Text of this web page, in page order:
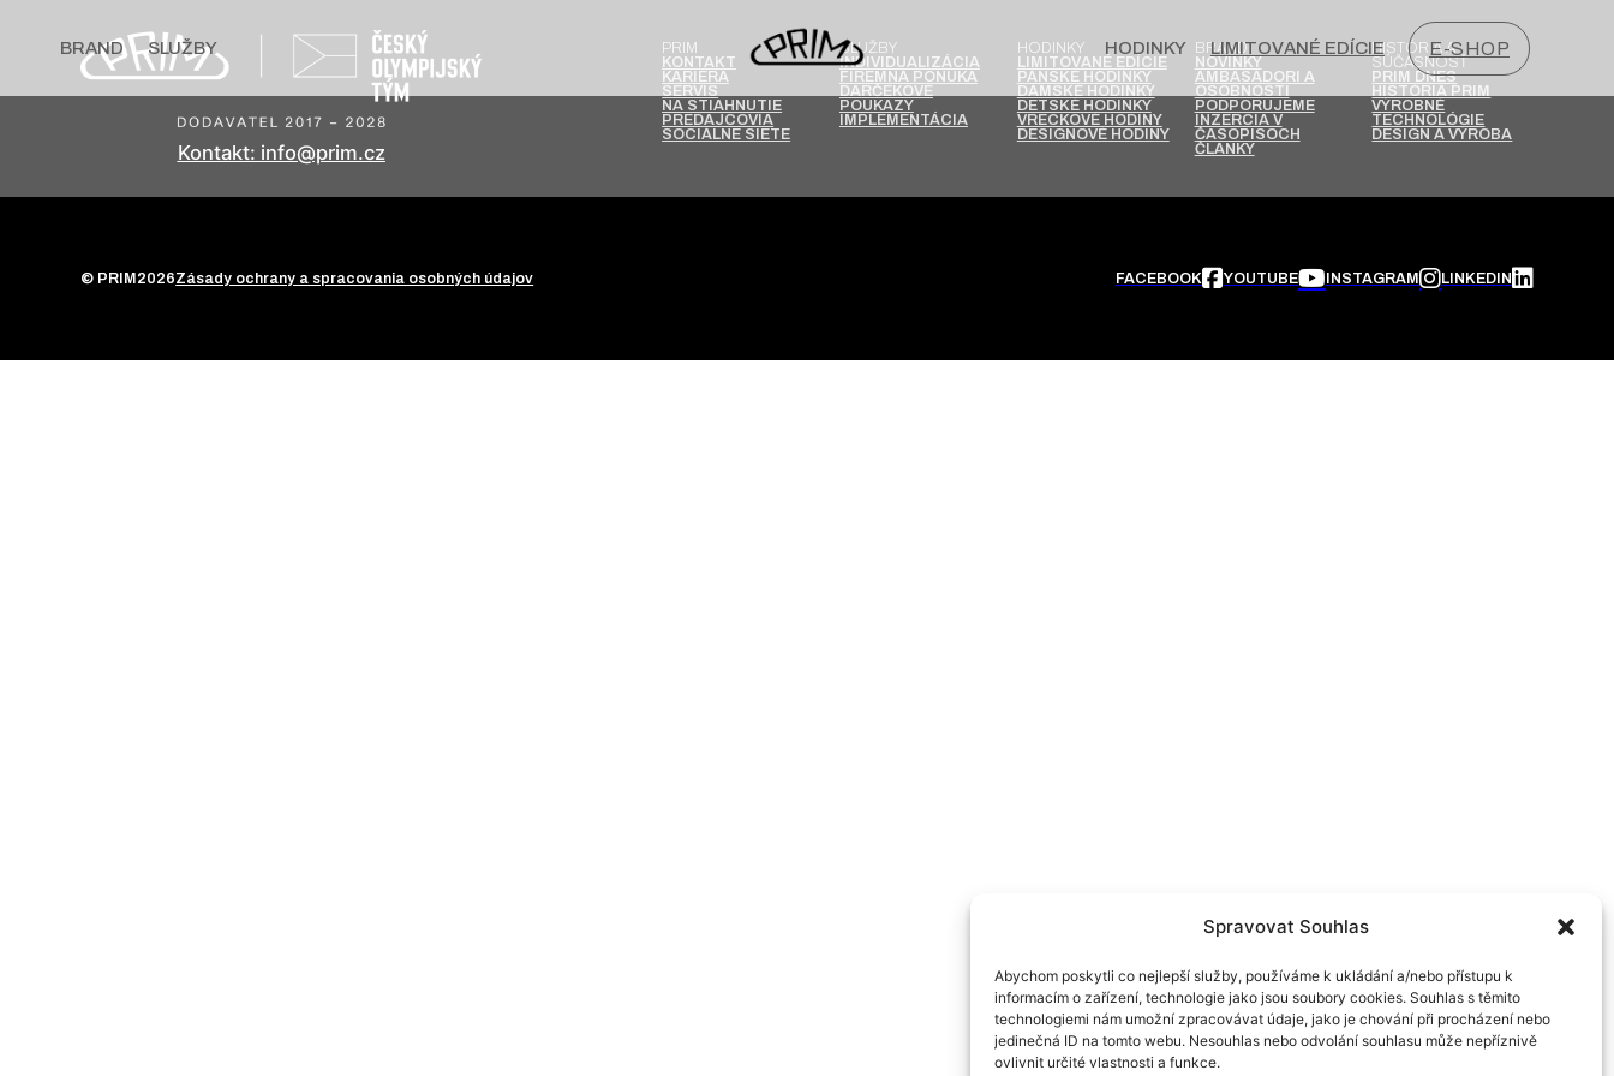
Spravovat Souhlas
Abychom poskytli co nejlepší služby, používáme k ukládání a/nebo přístupu k
informacím o zařízení, technologie jako jsou soubory cookies. Souhlas s těmito
technologiemi nám umožní zpracovávat údaje, jako je chování při procházení nebo
jedinečná ID na tomto webu. Nesouhlas nebo odvolání souhlasu může nepříznivě
ovlivnit určité vlastnosti a funkce.
BRAND SLUŽBY HODINKY LIMITOVANÉ EDÍCIE E-SHOP
PRIM
KONTAKT
KARIÉRA
SERVIS
NA STIAHNUTIE
PREDAJCOVIA
SOCIÁLNE SIETE
SLUŽBY
INDIVIDUALIZÁCIA
FIREMNÁ PONUKA
DARČEKOVÉ
POUKAZY
IMPLEMENTÁCIA
HODINKY
LIMITOVANÉ EDÍCIE
PÁNSKE HODINKY
DÁMSKÉ HODINKY
DETSKÉ HODINKY
VRECKOVÉ HODINY
DESIGNOVÉ HODINY
BRAND
NOVINKY
AMBASÁDORI A
OSOBNOSTI
PODPORUJEME
INZERCIA V
ČASOPISOCH
ČLÁNKY
HISTÓRIA A
SÚČASNOSŤ
PRIM DNES
HISTÓRIA PRIM
VÝROBNÉ
TECHNOLÓGIE
DESIGN A VÝROBA
Kontakt: info@prim.cz
© PRIM2026Zásady ochrany a spracovania osobných údajov FACEBOOK YOUTUBE INSTAGRAM LINKEDIN